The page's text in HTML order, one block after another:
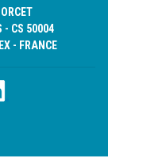
- CS 50004
- FRANCE